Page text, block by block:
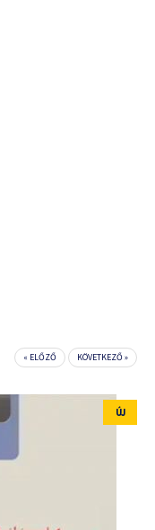
« ELŐZŐ KÖVETKEZŐ »
ÚJ